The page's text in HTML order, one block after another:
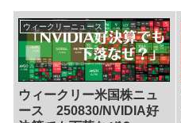
ウィークリーニュース
ウィークリー米国株ニュ
ース 250830/NVIDIA好